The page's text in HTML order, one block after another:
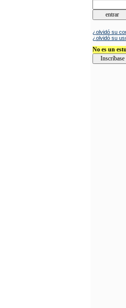
¿olvidó su
¿olvidó su
No es un